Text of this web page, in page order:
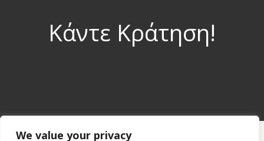
We value your privacy
Κάντε Κράτηση!